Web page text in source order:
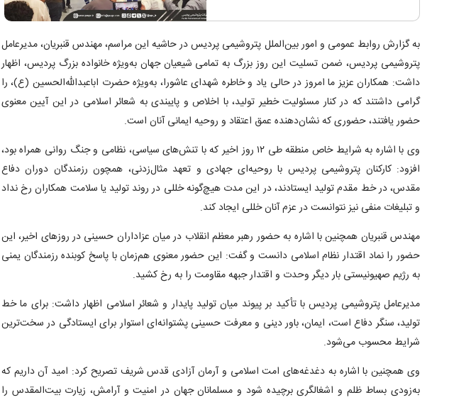
به گزارش روابط عمومی و امور بین‌الملل پتروشیمی پردیس در حاشیه این مراسم، مهندس قنبریان، مدیرعامل
پتروشیمی پردیس، ضمن تسلیت این روز بزرگ به تمامی شیعیان جهان به‌ویژه خانواده بزرگ پردیس، اظهار
داشت: همکاران عزیز ما امروز در حالی یاد و خاطره شهدای عاشورا، به‌ویژه حضرت اباعبدالله‌الحسین (ع)، را
گرامی داشتند که در کنار مسئولیت خطیر تولید، با اخلاص و پایبندی به شعائر اسلامی در این آیین معنوی
حضور یافتند، حضوری که نشان‌دهنده عمق اعتقاد و روحیه ایمانی آنان است.
وی با اشاره به شرایط خاص منطقه طی ۱۲ روز اخیر که با تنش‌های سیاسی، نظامی و جنگ روانی همراه بود،
افزود: کارکنان پتروشیمی پردیس با روحیه‌ای جهادی و تعهد مثال‌زدنی، همچون رزمندگان دوران دفاع
مقدس، در خط مقدم تولید ایستادند، در این مدت هیچ‌گونه خللی در روند تولید یا سلامت همکاران رخ نداد
و تبلیغات منفی نیز نتوانست در عزم آنان خللی ایجاد کند.
مهندس قنبریان همچنین با اشاره به حضور رهبر معظم انقلاب در میان عزاداران حسینی در روزهای اخیر، این
حضور را نماد اقتدار نظام اسلامی دانست و گفت: این حضور معنوی هم‌زمان با پاسخ کوبنده رزمندگان یمنی
به رژیم صهیونیستی بار دیگر وحدت و اقتدار جبهه مقاومت را به رخ کشید.
مدیرعامل پتروشیمی پردیس با تأکید بر پیوند میان تولید پایدار و شعائر اسلامی اظهار داشت: برای ما خط
تولید، سنگر دفاع است، ایمان، باور دینی و معرفت حسینی پشتوانه‌ای استوار برای ایستادگی در سخت‌ترین
شرایط محسوب می‌شود.
وی همچنین با اشاره به دغدغه‌های امت اسلامی و آرمان آزادی قدس شریف تصریح کرد: امید آن داریم که
به‌زودی بساط ظلم و اشغالگری برچیده شود و مسلمانان جهان در امنیت و آرامش، زیارت بیت‌المقدس را